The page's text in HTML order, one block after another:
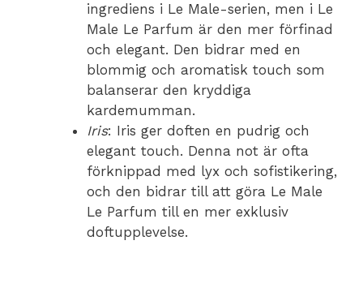
ingrediens i Le Male-serien, men i Le
Male Le Parfum är den mer förfinad
och elegant. Den bidrar med en
blommig och aromatisk touch som
balanserar den kryddiga
kardemumman.
Iris: Iris ger doften en pudrig och
elegant touch. Denna not är ofta
förknippad med lyx och sofistikering,
och den bidrar till att göra Le Male
Le Parfum till en mer exklusiv
doftupplevelse.